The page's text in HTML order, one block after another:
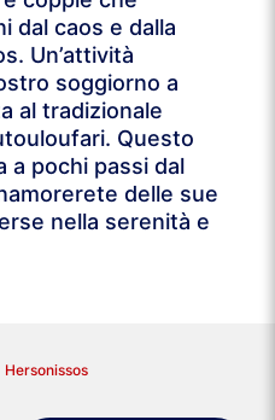
dal caos e dalla
Un’attività
soggiorno a
al tradizionale
Questo
a pochi passi dal
delle sue
nella serenità e
Hersonissos